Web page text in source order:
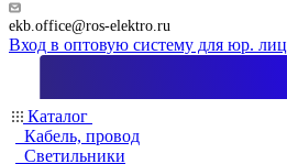
ekb.office@ros-elektro.ru
Вход в оптовую систему для юр. лиц
Каталог
Кабель, провод
Светильники